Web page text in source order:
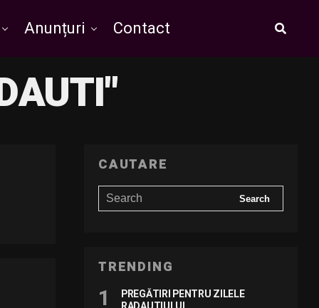
Anunțuri Contact
CAUTARE
TRENDING
PREGĂTIRI PENTRU ZILELE